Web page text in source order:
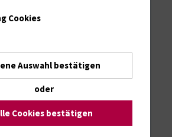
im Plasma)
Vollblut)
/ Hypophyse)
Magen-Darm)
Wachstumsfaktoren)
Cookies
Auswahl bestätigen
oder
Cookies bestätigen